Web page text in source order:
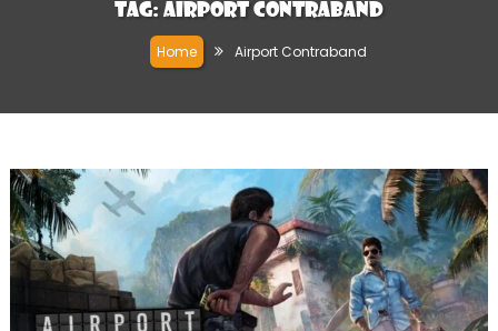
Tag: Airport Contraband
Home Airport Contraband